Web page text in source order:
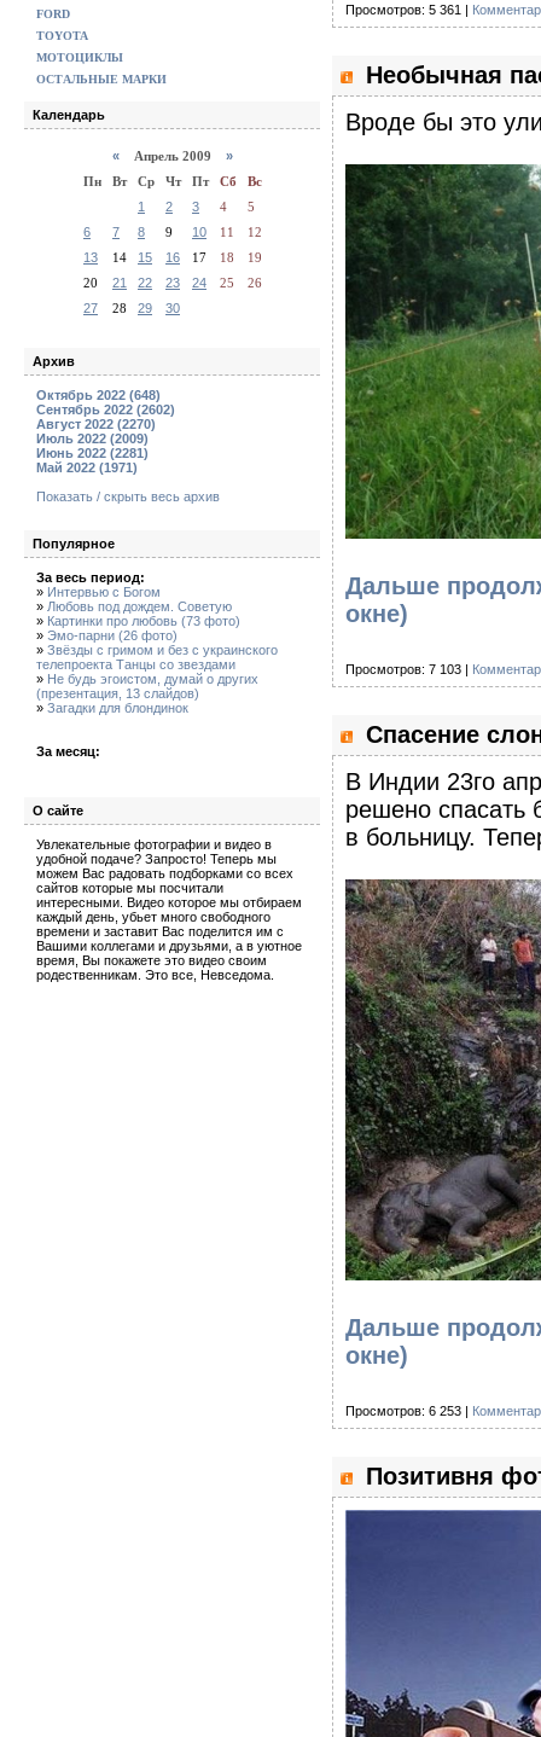
FORD
TOYOTA
МОТОЦИКЛЫ
ОСТАЛЬНЫЕ МАРКИ
Календарь
« Апрель 2009 »
Пн
Вт Ср Чт Пт Сб
Вс
1
2 3 4
5
6
7 8 9 10 11
12
13
14 15 16 17 18
19
20
21 22 23 24 25
26
27
28 29 30
Архив
Октябрь 2022 (648)
Сентябрь 2022 (2602)
Август 2022 (2270)
Июль 2022 (2009)
Июнь 2022 (2281)
Май 2022 (1971)
Показать / скрыть весь архив
Популярное
За весь период:
» Интервью с Богом
» Любовь под дождем. Советую
» Картинки про любовь (73 фото)
» Эмо-парни (26 фото)
» Звёзды с гримом и без с украинского
телепроекта Танцы со звездами
» Не будь эгоистом, думай о других
(презентация, 13 слайдов)
» Загадки для блондинок
За месяц:
О сайте
Увлекательные фотографии и видео в
удобной подаче? Запросто! Теперь мы
можем Вас радовать подборками со всех
сайтов которые мы посчитали
интересными. Видео которое мы отбираем
каждый день, убьет много свободного
времени и заставит Вас поделится им с
Вашими коллегами и друзьями, а в уютное
время, Вы покажете это видео своим
родественникам. Это все, Невседома.
Просмотров: 5 361 |
Необычная
Вроде бы это
Дальше
окне)
Просмотров: 7 103 |
Спасение
В Индии 23го
решено спасать
в больницу.
Дальше
окне)
Просмотров: 6 253 |
Позитивня